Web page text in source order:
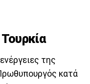
της
κατά